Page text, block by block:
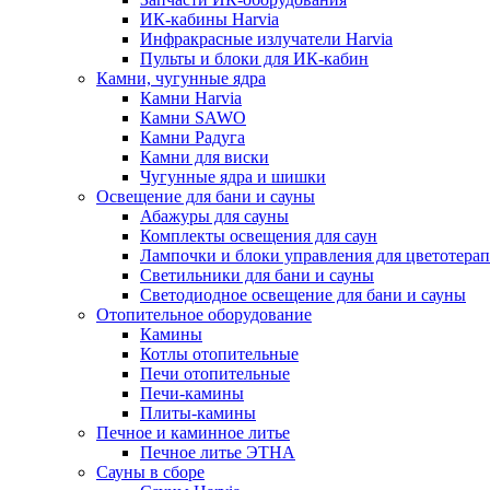
ИК-кабины Harvia
Инфракрасные излучатели Harvia
Пульты и блоки для ИК-кабин
Камни, чугунные ядра
Камни Harvia
Камни SAWO
Камни Радуга
Камни для виски
Чугунные ядра и шишки
Освещение для бани и сауны
Абажуры для сауны
Комплекты освещения для саун
Лампочки и блоки управления для
Светильники для бани и сауны
Светодиодное освещение для бани и сауны
Отопительное оборудование
Камины
Котлы отопительные
Печи отопительные
Печи-камины
Плиты-камины
Печное и каминное литье
Печное литье ЭТНА
Сауны в сборе